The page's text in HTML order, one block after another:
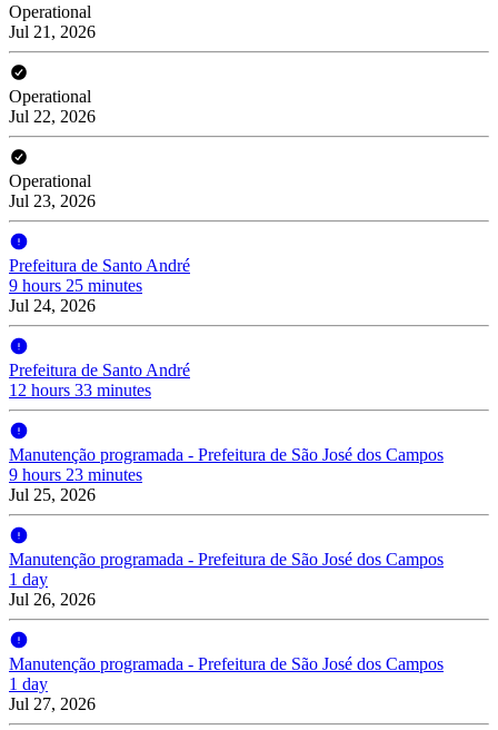
Operational
Jul 21, 2026
Operational
Jul 22, 2026
Operational
Jul 23, 2026
Prefeitura de Santo André
9 hours 25 minutes
Jul 24, 2026
Prefeitura de Santo André
12 hours 33 minutes
Manutenção programada - Prefeitura de São José dos Campos
9 hours 23 minutes
Jul 25, 2026
Manutenção programada - Prefeitura de São José dos Campos
1 day
Jul 26, 2026
Manutenção programada - Prefeitura de São José dos Campos
1 day
Jul 27, 2026